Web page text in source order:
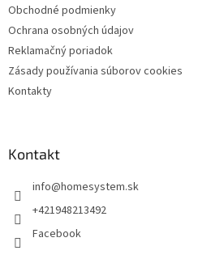
Obchodné podmienky
Ochrana osobných údajov
Reklamačný poriadok
Zásady používania súborov cookies
Kontakty
Kontakt
info@homesystem.sk
+421948213492
Facebook